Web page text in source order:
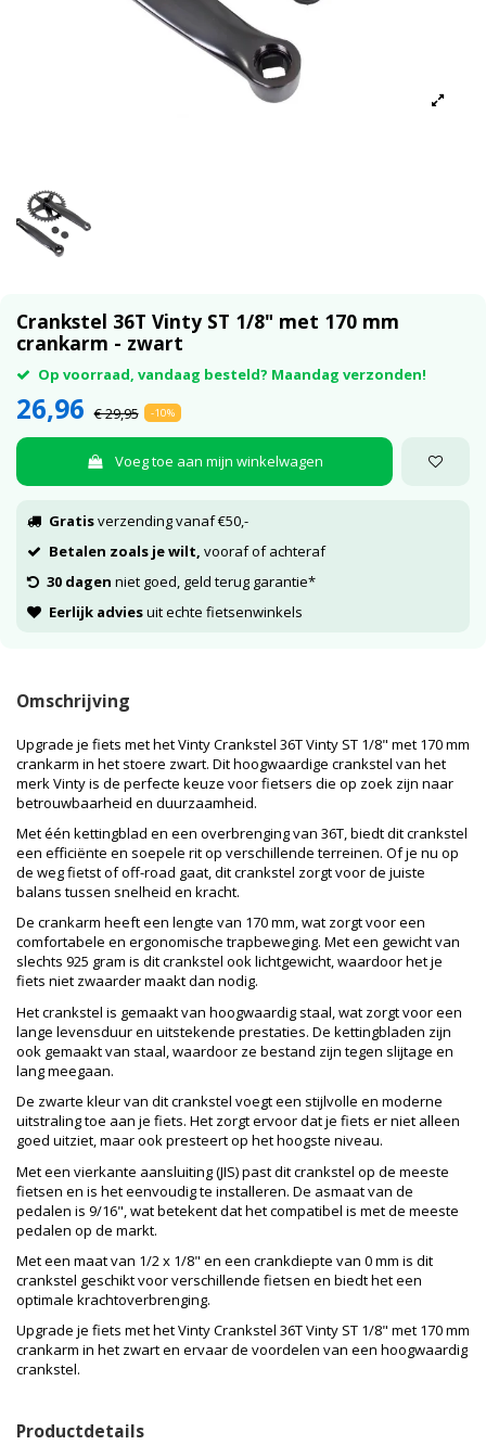
Crankstel 36T Vinty ST 1/8" met 170 mm
crankarm - zwart
Op voorraad, vandaag besteld? Maandag verzonden!
26,96 € 29,95 -10%
Voeg toe aan mijn winkelwagen
Gratisverzending vanaf €50,-
Betalen zoals je wilt, vooraf of achteraf
30 dagen niet goed, geld terug garantie*
Eerlijk adviesuit echte fietsenwinkels
Omschrijving
Upgrade je fiets met het Vinty Crankstel 36T Vinty ST 1/8" met 170 mm
crankarm in het stoere zwart. Dit hoogwaardige crankstel van het
merk Vinty is de perfecte keuze voor fietsers die op zoek zijn naar
betrouwbaarheid en duurzaamheid.
Met één kettingblad en een overbrenging van 36T, biedt dit crankstel
een efficiënte en soepele rit op verschillende terreinen. Of je nu op
de weg fietst of off-road gaat, dit crankstel zorgt voor de juiste
balans tussen snelheid en kracht.
De crankarm heeft een lengte van 170 mm, wat zorgt voor een
comfortabele en ergonomische trapbeweging. Met een gewicht van
slechts 925 gram is dit crankstel ook lichtgewicht, waardoor het je
fiets niet zwaarder maakt dan nodig.
Het crankstel is gemaakt van hoogwaardig staal, wat zorgt voor een
lange levensduur en uitstekende prestaties. De kettingbladen zijn
ook gemaakt van staal, waardoor ze bestand zijn tegen slijtage en
lang meegaan.
De zwarte kleur van dit crankstel voegt een stijlvolle en moderne
uitstraling toe aan je fiets. Het zorgt ervoor dat je fiets er niet alleen
goed uitziet, maar ook presteert op het hoogste niveau.
Met een vierkante aansluiting (JIS) past dit crankstel op de meeste
fietsen en is het eenvoudig te installeren. De asmaat van de
pedalen is 9/16", wat betekent dat het compatibel is met de meeste
pedalen op de markt.
Met een maat van 1/2 x 1/8" en een crankdiepte van 0 mm is dit
crankstel geschikt voor verschillende fietsen en biedt het een
optimale krachtoverbrenging.
Upgrade je fiets met het Vinty Crankstel 36T Vinty ST 1/8" met 170 mm
crankarm in het zwart en ervaar de voordelen van een hoogwaardig
crankstel.
Productdetails